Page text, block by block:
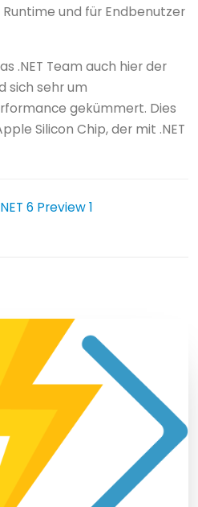
und für Endbenutzer
.NET Team auch hier der
sich sehr um
gekümmert. Dies
Silicon Chip, der mit .NET
6 Preview 1